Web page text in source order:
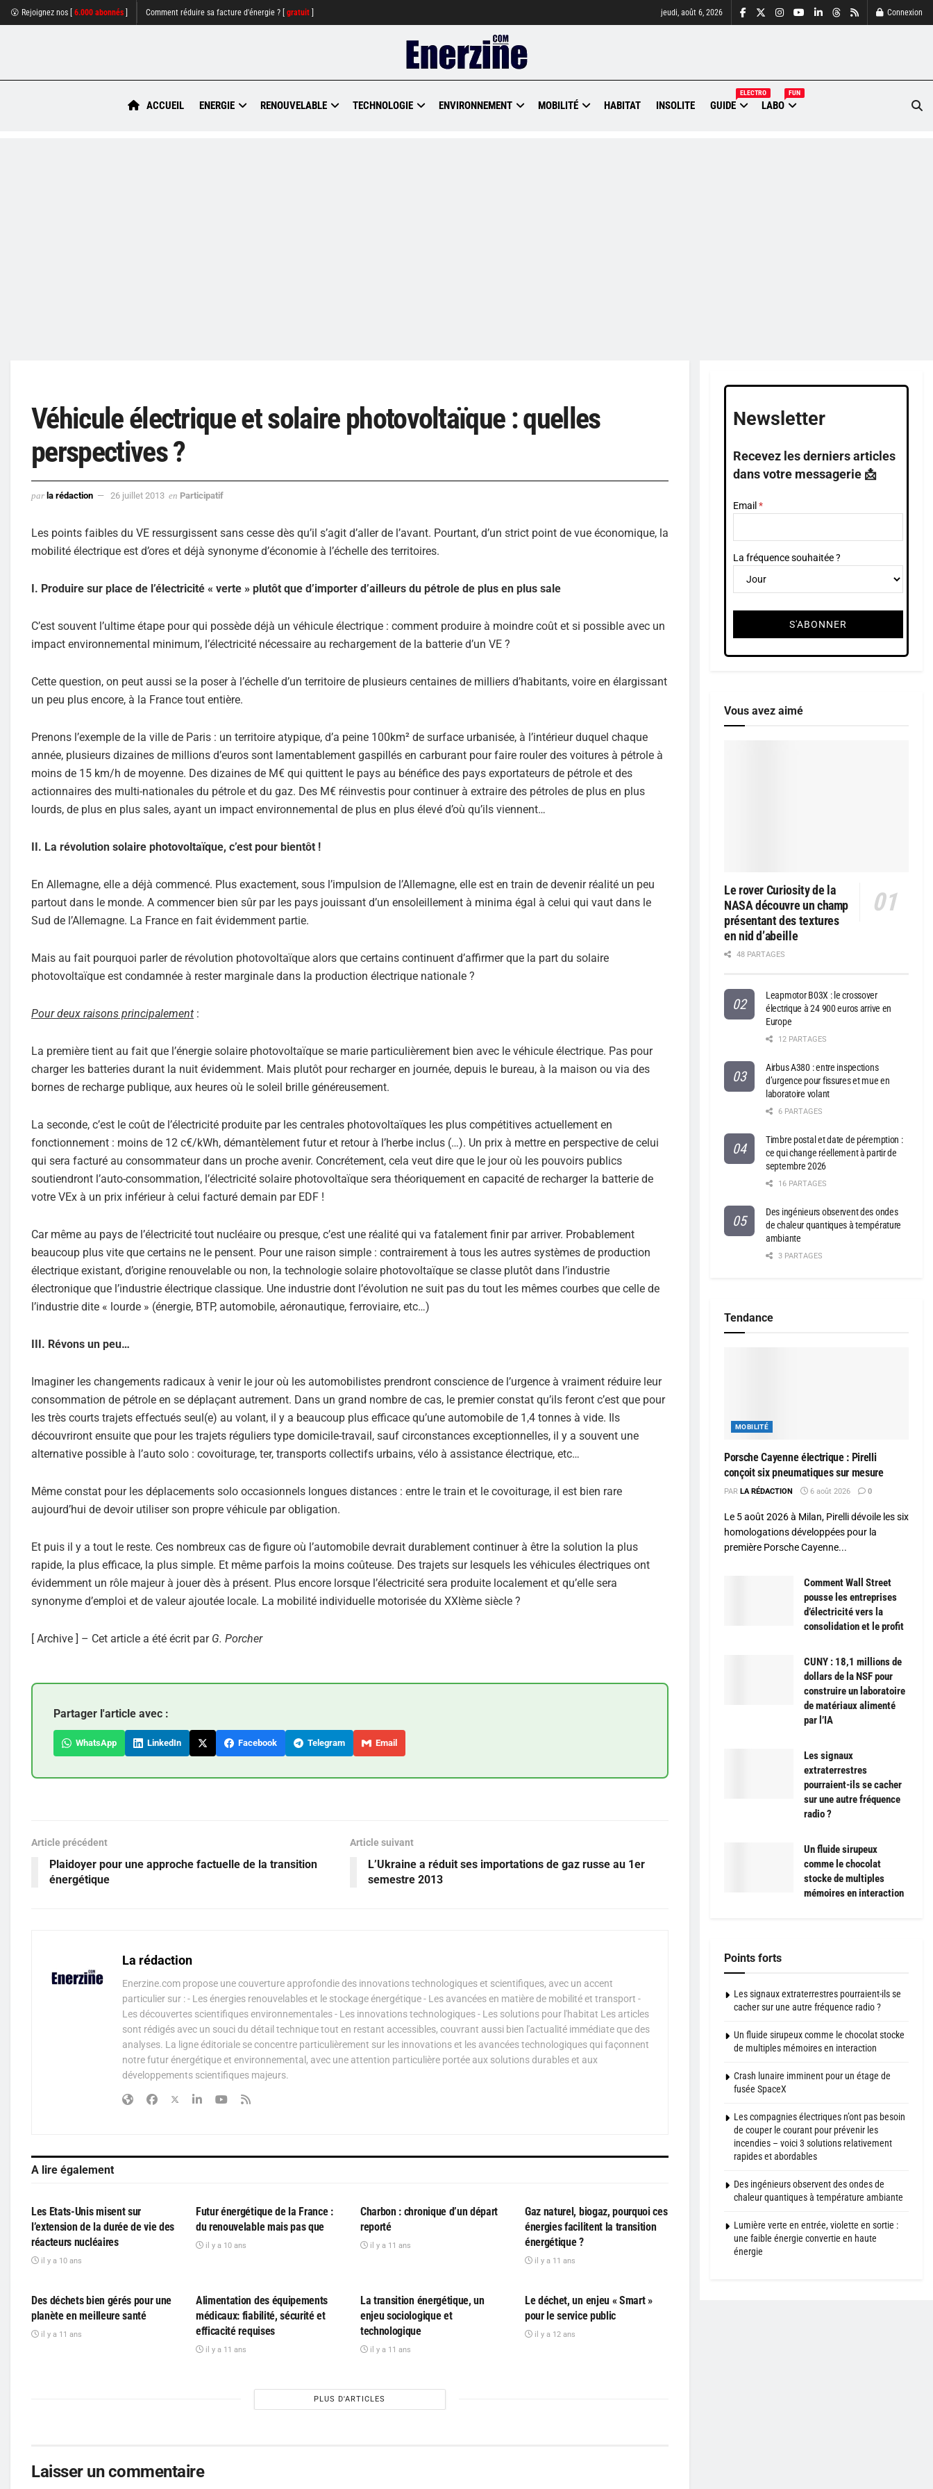
😮 Rejoignez nos [ 6.000 abonnés Comment réduire sa facture d'énergie ? [ gratuit jeudi, août 6, 2026 Connexion
ACCUEIL ENERGIE RENOUVELABLE TECHNOLOGIE ENVIRONNEMENT MOBILITÉ HABITAT INSOLITE GUIDE
ELECTRO
LABO
FUN
Véhicule électrique et solaire photovoltaïque : quelles
perspectives ?
par la rédaction 26 juillet 2013 en Participatif
Les points faibles du VE ressurgissent sans cesse dès qu’il s’agit d’aller de l’avant. Pourtant, d’un strict point de vue économique, la
mobilité électrique est d’ores et déjà synonyme d’économie à l’échelle des territoires.
I. Produire sur place de l’électricité « verte » plutôt que d’importer d’ailleurs du pétrole de plus en plus sale
C’est souvent l’ultime étape pour qui possède déjà un véhicule électrique : comment produire à moindre coût et si possible avec un
impact environnemental minimum, l’électricité nécessaire au rechargement de la batterie d’un VE ?
Cette question, on peut aussi se la poser à l’échelle d’un territoire de plusieurs centaines de milliers d’habitants, voire en élargissant
un peu plus encore, à la France tout entière.
Prenons l’exemple de la ville de Paris : un territoire atypique, d’a peine 100km² de surface urbanisée, à l’intérieur duquel chaque
année, plusieurs dizaines de millions d’euros sont lamentablement gaspillés en carburant pour faire rouler des voitures à pétrole à
moins de 15 km/h de moyenne. Des dizaines de M€ qui quittent le pays au bénéfice des pays exportateurs de pétrole et des
actionnaires des multi-nationales du pétrole et du gaz. Des M€ réinvestis pour continuer à extraire des pétroles de plus en plus
lourds, de plus en plus sales, ayant un impact environnemental de plus en plus élevé d’où qu’ils viennent…
II. La révolution solaire photovoltaïque, c’est pour bientôt !
En Allemagne, elle a déjà commencé. Plus exactement, sous l’impulsion de l’Allemagne, elle est en train de devenir réalité un peu
partout dans le monde. A commencer bien sûr par les pays jouissant d’un ensoleillement à minima égal à celui qui vaut dans le
Sud de l’Allemagne. La France en fait évidemment partie.
Mais au fait pourquoi parler de révolution photovoltaïque alors que certains continuent d’affirmer que la part du solaire
photovoltaïque est condamnée à rester marginale dans la production électrique nationale ?
Pour deux raisons principalement :
La première tient au fait que l’énergie solaire photovoltaïque se marie particulièrement bien avec le véhicule électrique. Pas pour
charger les batteries durant la nuit évidemment. Mais plutôt pour recharger en journée, depuis le bureau, à la maison ou via des
bornes de recharge publique, aux heures où le soleil brille généreusement.
La seconde, c’est le coût de l’électricité produite par les centrales photovoltaïques les plus compétitives actuellement en
fonctionnement : moins de 12 c€/kWh, démantèlement futur et retour à l’herbe inclus (…). Un prix à mettre en perspective de celui
qui sera facturé au consommateur dans un proche avenir. Concrétement, cela veut dire que le jour où les pouvoirs publics
soutiendront l’auto-consommation, l’électricité solaire photovoltaïque sera théoriquement en capacité de recharger la batterie de
votre VEx à un prix inférieur à celui facturé demain par EDF !
Car même au pays de l’électricité tout nucléaire ou presque, c’est une réalité qui va fatalement finir par arriver. Probablement
beaucoup plus vite que certains ne le pensent. Pour une raison simple : contrairement à tous les autres systèmes de production
électrique existant, d’origine renouvelable ou non, la technologie solaire photovoltaïque se classe plutôt dans l’industrie
électronique que l’industrie électrique classique. Une industrie dont l’évolution ne suit pas du tout les mêmes courbes que celle de
l’industrie dite « lourde » (énergie, BTP, automobile, aéronautique, ferroviaire, etc…)
III. Révons un peu…
Imaginer les changements radicaux à venir le jour où les automobilistes prendront conscience de l’urgence à vraiment réduire leur
consommation de pétrole en se déplaçant autrement. Dans un grand nombre de cas, le premier constat qu’ils feront c’est que pour
les très courts trajets effectués seul(e) au volant, il y a beaucoup plus efficace qu’une automobile de 1,4 tonnes à vide. Ils
découvriront ensuite que pour les trajets réguliers type domicile-travail, sauf circonstances exceptionnelles, il y a souvent une
alternative possible à l’auto solo : covoiturage, ter, transports collectifs urbains, vélo à assistance électrique, etc…
Même constat pour les déplacements solo occasionnels longues distances : entre le train et le covoiturage, il est bien rare
aujourd’hui de devoir utiliser son propre véhicule par obligation.
Et puis il y a tout le reste. Ces nombreux cas de figure où l’automobile devrait durablement continuer à être la solution la plus
rapide, la plus efficace, la plus simple. Et même parfois la moins coûteuse. Des trajets sur lesquels les véhicules électriques ont
évidemment un rôle majeur à jouer dès à présent. Plus encore lorsque l’électricité sera produite localement et qu’elle sera
synonyme d’emploi et de valeur ajoutée locale. La mobilité individuelle motorisée du XXIème siècle ?
[ Archive ] – Cet article a été écrit par G. Porcher
Partager l'article avec :
WhatsApp LinkedIn Facebook Telegram Email
Article précédent
Plaidoyer pour une approche factuelle de la transition
énergétique
Article suivant
L’Ukraine a réduit ses importations de gaz russe au 1er
semestre 2013
La rédaction
Enerzine.com propose une couverture approfondie des innovations technologiques et scientifiques, avec un accent
particulier sur : - Les énergies renouvelables et le stockage énergétique - Les avancées en matière de mobilité et transport -
Les découvertes scientifiques environnementales - Les innovations technologiques - Les solutions pour l'habitat Les articles
sont rédigés avec un souci du détail technique tout en restant accessibles, couvrant aussi bien l'actualité immédiate que des
analyses. La ligne éditoriale se concentre particulièrement sur les innovations et les avancées technologiques qui façonnent
notre futur énergétique et environnemental, avec une attention particulière portée aux solutions durables et aux
développements scientifiques majeurs.
A lire également
Les Etats-Unis misent sur
l’extension de la durée de vie des
réacteurs nucléaires
il y a 10 ans
Futur énergétique de la France :
du renouvelable mais pas que
il y a 10 ans
Charbon : chronique d’un départ
reporté
il y a 11 ans
Gaz naturel, biogaz, pourquoi ces
énergies facilitent la transition
énergétique ?
il y a 11 ans
Des déchets bien gérés pour une
planète en meilleure santé
il y a 11 ans
Alimentation des équipements
médicaux: fiabilité, sécurité et
efficacité requises
il y a 11 ans
La transition énergétique, un
enjeu sociologique et
technologique
il y a 11 ans
Le déchet, un enjeu « Smart »
pour le service public
il y a 12 ans
PLUS D'ARTICLES
Laisser un commentaire
Newsletter
Recevez les derniers articles
dans votre messagerie 📩
Email
La fréquence souhaitée ?
Vous avez aimé
Le rover Curiosity de la
NASA découvre un champ
présentant des textures
en nid d’abeille
48 PARTAGES
Leapmotor B03X : le crossover
électrique à 24 900 euros arrive en
Europe
12 PARTAGES
Airbus A380 : entre inspections
d’urgence pour fissures et mue en
laboratoire volant
6 PARTAGES
Timbre postal et date de péremption :
ce qui change réellement à partir de
septembre 2026
16 PARTAGES
Des ingénieurs observent des ondes
de chaleur quantiques à température
ambiante
3 PARTAGES
Tendance
MOBILITÉ
Porsche Cayenne électrique : Pirelli
conçoit six pneumatiques sur mesure
PAR LA RÉDACTION 6 août 2026 0
Le 5 août 2026 à Milan, Pirelli dévoile les six
homologations développées pour la
première Porsche Cayenne...
Comment Wall Street
pousse les entreprises
d’électricité vers la
consolidation et le profit
CUNY : 18,1 millions de
dollars de la NSF pour
construire un laboratoire
de matériaux alimenté
par l’IA
Les signaux
extraterrestres
pourraient-ils se cacher
sur une autre fréquence
radio ?
Un fluide sirupeux
comme le chocolat
stocke de multiples
mémoires en interaction
Points forts
Les signaux extraterrestres pourraient-ils se
cacher sur une autre fréquence radio ?
Un fluide sirupeux comme le chocolat stocke
de multiples mémoires en interaction
Crash lunaire imminent pour un étage de
fusée SpaceX
Les compagnies électriques n’ont pas besoin
de couper le courant pour prévenir les
incendies – voici 3 solutions relativement
rapides et abordables
Des ingénieurs observent des ondes de
chaleur quantiques à température ambiante
Lumière verte en entrée, violette en sortie :
une faible énergie convertie en haute
énergie